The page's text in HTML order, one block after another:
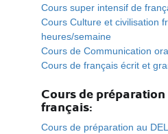
Cours super intensif de
Cours Culture et civilisation
heures/semaine
Cours de Communication
Cours de français écrit et
Cours de
français:
Cours de préparation au